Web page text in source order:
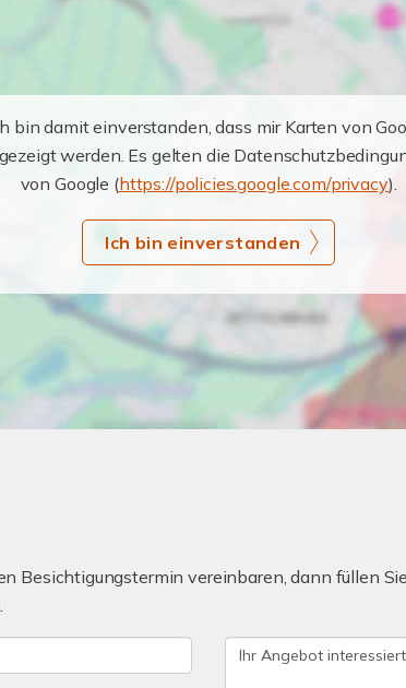
bin damit einverstanden, dass mir Karten von
werden. Es gelten die
von Google (https://policies.google.com/privacy).
Ich bin einverstanden
Besichtigungstermin vereinbaren, dann füllen